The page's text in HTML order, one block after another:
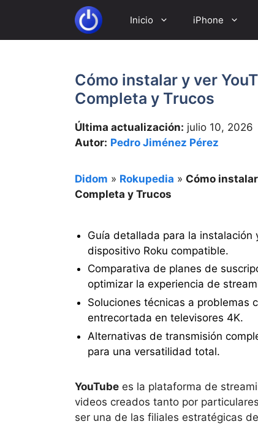
contenido
Inicio iPhone
Cómo instalar y ver
Completa y Trucos
Última actualización: julio 10, 2026
Autor: Pedro Jiménez Pérez
Didom » Rokupedia » Cómo instalar
Completa y Trucos
Guía detallada para la instalación
dispositivo Roku compatible.
Comparativa de planes de
optimizar la experiencia de
Soluciones técnicas a problemas
entrecortada en televisores 4K.
Alternativas de transmisión
para una versatilidad total.
YouTube es la plataforma de
videos creados tanto por
ser una de las filiales estratégicas de